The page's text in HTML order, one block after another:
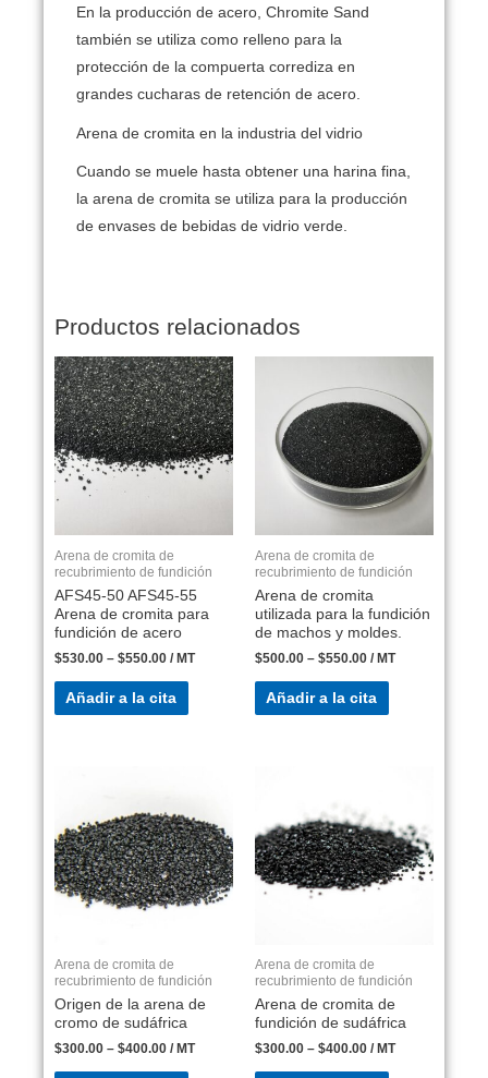
En la producción de acero, Chromite Sand
también se utiliza como relleno para la
protección de la compuerta corrediza en
grandes cucharas de retención de acero.
Arena de cromita en la industria del vidrio
Cuando se muele hasta obtener una harina fina,
la arena de cromita se utiliza para la producción
de envases de bebidas de vidrio verde.
Productos relacionados
Arena de cromita de
recubrimiento de fundición
AFS45-50 AFS45-55
Arena de cromita para
fundición de acero
$530.00 – $550.00 / MT
Añadir a la cita
Arena de cromita de
recubrimiento de fundición
Arena de cromita
utilizada para la fundición
de machos y moldes.
$500.00 – $550.00 / MT
Añadir a la cita
Arena de cromita de
recubrimiento de fundición
Origen de la arena de
cromo de sudáfrica
$300.00 – $400.00 / MT
Arena de cromita de
recubrimiento de fundición
Arena de cromita de
fundición de sudáfrica
$300.00 – $400.00 / MT